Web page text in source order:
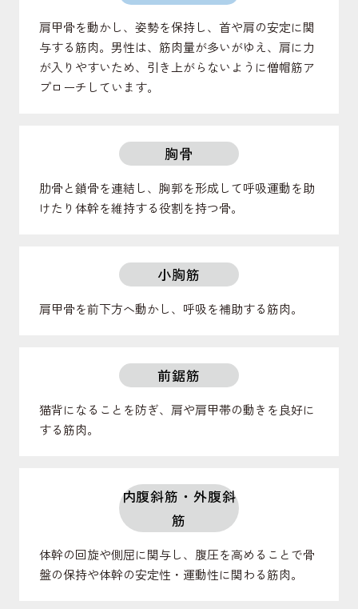
肩甲骨を動かし、姿勢を保持し、首や肩の安定に関
与する筋肉。男性は、筋肉量が多いがゆえ、肩に力
が入りやすいため、引き上がらないように僧帽筋ア
プローチしています。
胸骨
肋骨と鎖骨を連結し、胸郭を形成して呼吸運動を助
けたり体幹を維持する役割を持つ骨。
小胸筋
肩甲骨を前下方へ動かし、呼吸を補助する筋肉。
前鋸筋
猫背になることを防ぎ、肩や肩甲帯の動きを良好に
する筋肉。
内腹斜筋・外腹斜
筋
体幹の回旋や側屈に関与し、腹圧を高めることで骨
盤の保持や体幹の安定性・運動性に関わる筋肉。